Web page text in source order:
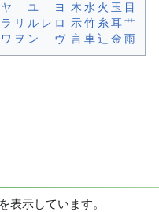
ヤ
ユ
ヨ
ラ リ ル レ ロ
ワ ヲ ン ヴ
木 水 火 玉 目
示竹 糸 耳艹
言車辶 金 雨
表示しています。